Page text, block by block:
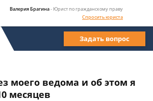
Валерия Брагина- Юрист по гражданскому праву
Спросить юриста
Задать вопрос
моего ведома и об этом я
месяцев